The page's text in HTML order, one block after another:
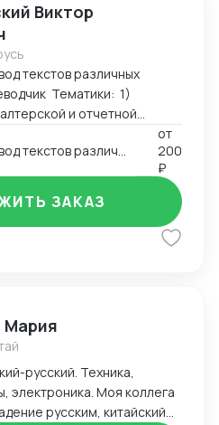
Виктор
текстов различных
Тематики: 1)
и отчетной
развития, аналитические
рисками,
в
перспективе.
с агентствами
с Центральным
Участие в нескольких
банковского
(онлайн-системы
Банк). 2)
документы
контракты,
Редактирование и перевод текстов различных тематик (английский-русский; русский-английский)
от
200
₽
ЗАКАЗ
Мария
русский. Техника,
электроника. Моя коллега
русским, китайский